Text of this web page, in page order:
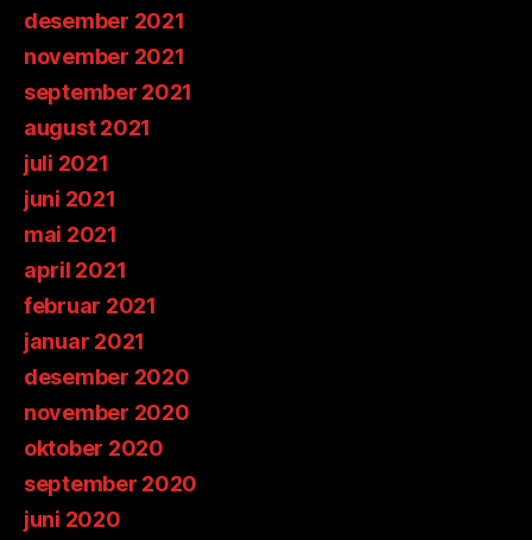
desember 2021
november 2021
september 2021
august 2021
juli 2021
juni 2021
mai 2021
april 2021
februar 2021
januar 2021
desember 2020
november 2020
oktober 2020
september 2020
juni 2020